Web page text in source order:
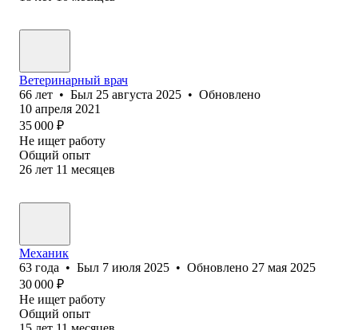
Ветеринарный врач
66 лет • Был 25 августа 2025 • Обновлено
10 апреля 2021
35 000 ₽
Не ищет работу
Общий опыт
26 лет 11 месяцев
Механик
63 года • Был 7 июля 2025 • Обновлено 27 мая 2025
30 000 ₽
Не ищет работу
Общий опыт